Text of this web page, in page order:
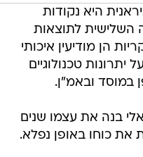
היא נקודות
השלישית לתוצאות
הן מודיעין איכותי
טכנולוגיים
במוסד ובאמ"ן.
בנה את עצמו שנים
את כוחו באופן נפלא.